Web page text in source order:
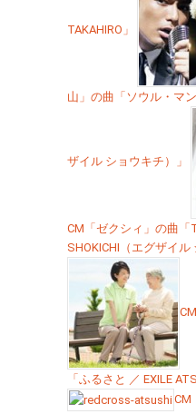
TAKAHIRO」
山」の曲「ソウル・マ
ザイル ショウキチ）」
CM「ゼクシィ」の曲「
SHOKICHI（エグザイル
「ふるさと ／ EXILE
CM